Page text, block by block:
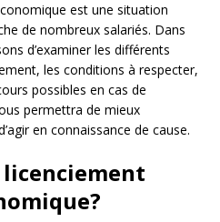
est une situation
de nombreux salariés. Dans
d’examiner les différents
les conditions à respecter,
possibles en cas de
permettra de mieux
en connaissance de cause.
licenciement